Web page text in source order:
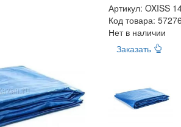
Артикул: OXISS
Код товара: 57276
Нет в наличии
Заказать